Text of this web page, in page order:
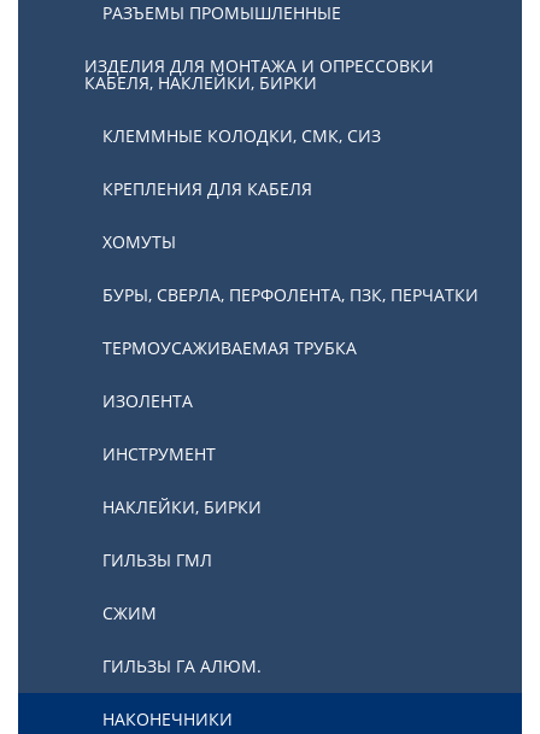
РАЗЪЕМЫ ПРОМЫШЛЕННЫЕ
ИЗДЕЛИЯ ДЛЯ МОНТАЖА И ОПРЕССОВКИ
КАБЕЛЯ, НАКЛЕЙКИ, БИРКИ
КЛЕММНЫЕ КОЛОДКИ, СМК, СИЗ
КРЕПЛЕНИЯ ДЛЯ КАБЕЛЯ
ХОМУТЫ
БУРЫ, СВЕРЛА, ПЕРФОЛЕНТА, ПЗК, ПЕРЧАТКИ
ТЕРМОУСАЖИВАЕМАЯ ТРУБКА
ИЗОЛЕНТА
ИНСТРУМЕНТ
НАКЛЕЙКИ, БИРКИ
ГИЛЬЗЫ ГМЛ
СЖИМ
ГИЛЬЗЫ ГА АЛЮМ.
НАКОНЕЧНИКИ